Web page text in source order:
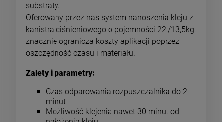
substraty.
Oferowany przez nas system nanoszenia kleju z
kanistra ciśnieniowego o pojemności 22l/13,5kg
znacznie ogranicza koszty aplikacji poprzez
oszczędność czasu i materiału.
Zalety i parametry:
Czas odparowania rozpuszczalnika do 2
minut
Możliwość klejenia nawet 30 minut od